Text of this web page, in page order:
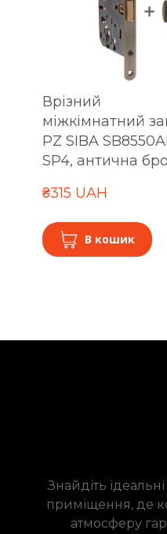
Врізний
міжкімнатний
PZ SIBA
SP4, антична
₴315 UAH
В кошик
Знайдіть
приміщення, де
атмосферу